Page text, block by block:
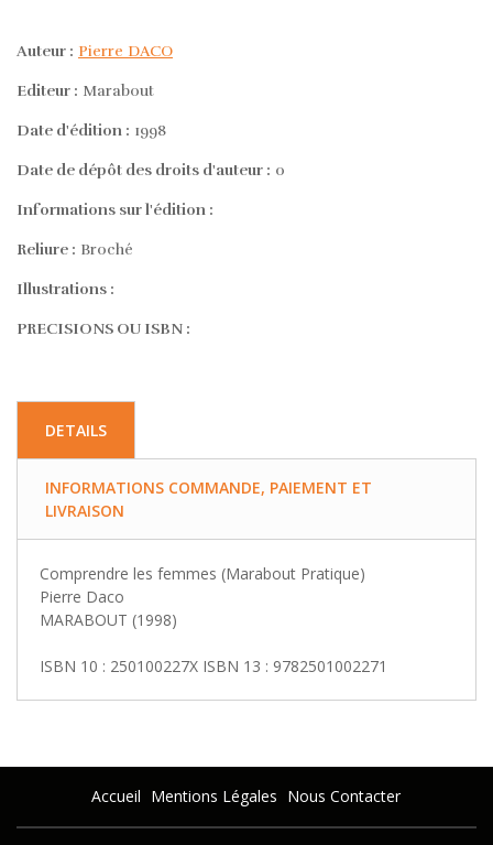
Auteur : Pierre DACO
Editeur : Marabout
Date d'édition : 1998
Date de dépôt des droits d'auteur : 0
Informations sur l'édition :
Reliure : Broché
Illustrations :
PRECISIONS OU ISBN :
DETAILS
INFORMATIONS COMMANDE, PAIEMENT ET
LIVRAISON
Comprendre les femmes (Marabout Pratique)
Pierre Daco
MARABOUT (1998)
ISBN 10 : 250100227X ISBN 13 : 9782501002271
Accueil Mentions Légales Nous Contacter